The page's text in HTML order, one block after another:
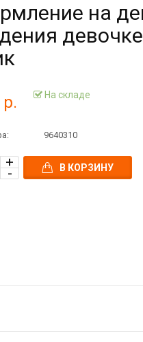
на
р. На складе
9640310
В КОРЗИНУ